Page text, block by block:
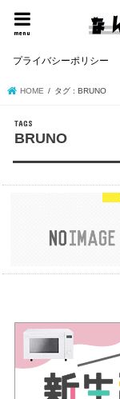
menu
プライバシーポリシー
HOME タグ : BRUNO
BRUNO